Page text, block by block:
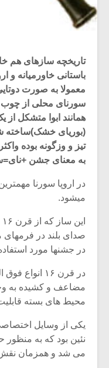
تاریخچه سازهای هم
باستانی خاورمیانه و
معمولا به صورت
سورنای محلی از چوب
همانند ابوا متشکل از
(بوریای خشک)ساخته
تیز و وزگونه بوده
به معنای جشن
در اروپا سورنا
میشود.
صدای بلند در
در جشنها مورد
در قرن ۱۶
مضاعف و کشیده به
محیط های بسته
یکی از وسایل
نئین بود که به
می شد و همزمان نقش